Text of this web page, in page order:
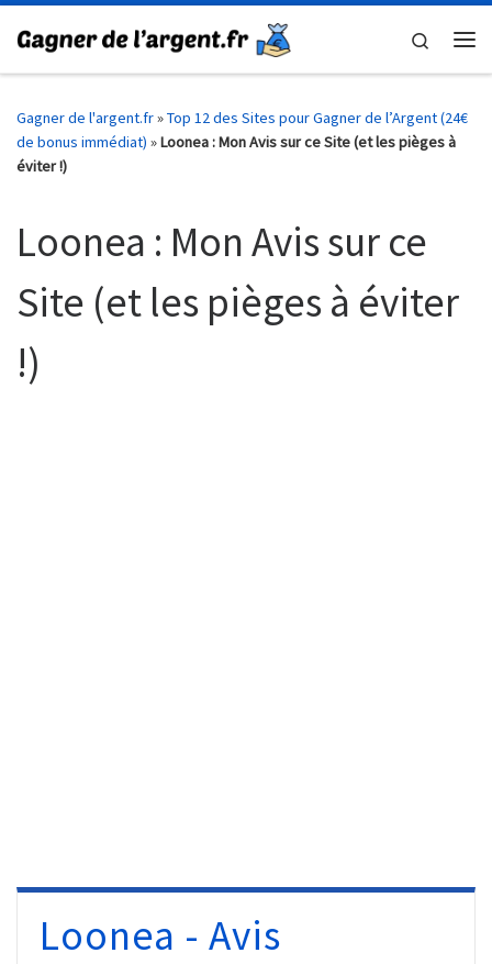
Skip to content
Search
Gagner de l'argent.fr»Top 12 des Sites pour Gagner de l’Argent (24€
de bonus immédiat) »Loonea : Mon Avis sur ce Site (et les pièges à
éviter !)
Loonea : Mon Avis sur ce
Site (et les pièges à éviter
!)
Loonea - Avis